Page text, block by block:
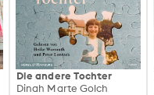
Die andere Tochter
Dinah Marte Golch